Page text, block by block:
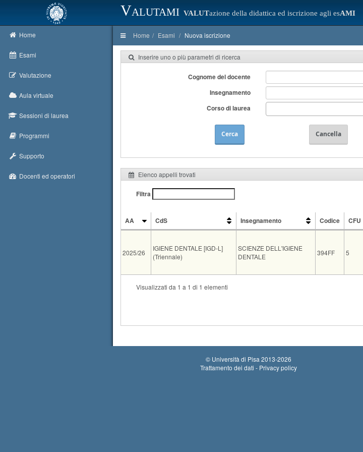
Valutami VALUTazione della didattica ed iscrizione agli esAMI
Home
Esami
Valutazione
Aula virtuale
Sessioni di laurea
Programmi
Supporto
Docenti ed operatori
Home Esami Nuova iscrizione
Inserire uno o più parametri di ricerca
Cognome del docente
Insegnamento
Corso di laurea
Cerca Cancella
Elenco appelli trovati
Filtra
AA CdS Insegnamento Codice CFU
2025/26
IGIENE DENTALE [IGD-L]
(Triennale)
SCIENZE DELL'IGIENE
DENTALE
394FF 5
Tipo Data e ora
Visualizzati da 1 a 1 di 1 elementi
© Università di Pisa 2013-2026
Trattamento dei dati - Privacy policy